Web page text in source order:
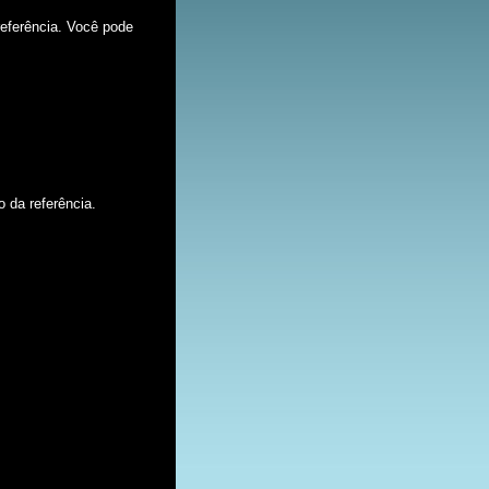
Você pode
da referência.